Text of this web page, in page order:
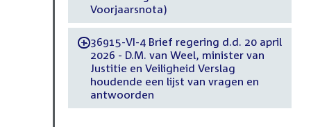
Voorjaarsnota)
-36915-VI-4 Brief regering d.d. 20 april
2026 - D.M. van Weel, minister van
Justitie en Veiligheid Verslag
houdende een lijst van vragen en
antwoorden